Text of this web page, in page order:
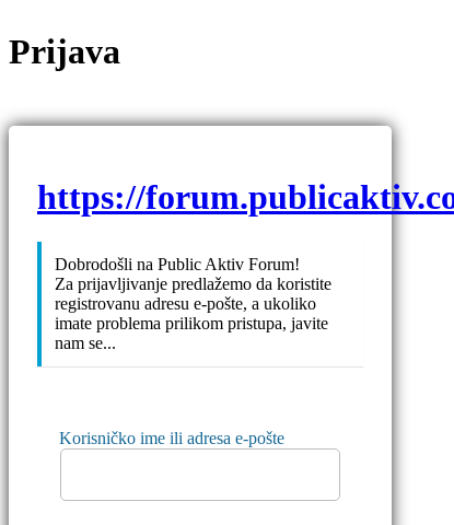
Prijava
https://
Dobrodošli na Public Aktiv Forum!
Za prijavljivanje predlažemo da koristite
registrovanu adresu e-pošte, a ukoliko
imate problema prilikom pristupa, javite
nam se...
Korisničko ime ili adresa e-pošte